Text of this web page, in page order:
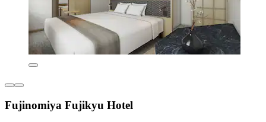
Fujinomiya Fujikyu Hotel